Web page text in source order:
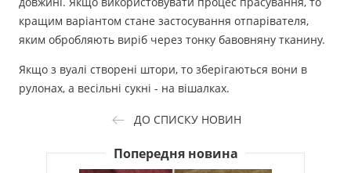
кращим варіантом стане застосування отпарівателя,
яким обробляють виріб через тонку бавовняну тканину.
Якщо з вуалі створені штори, то зберігаються вони в
рулонах, а весільні сукні - на вішалках.
ДО СПИСКУ НОВИН
Попередня новина